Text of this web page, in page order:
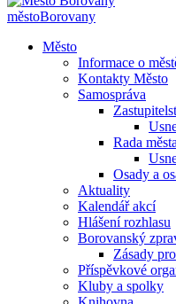
městoBorovany
Město
Informace o
Kontakty Město
Samospráva
Rada města
Osady a
Aktuality
Kalendář akcí
Hlášení rozhlasu
Borovanský
Zásady
Příspěvkové
Kluby a spolky